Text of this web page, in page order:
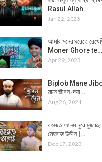
Rasul Allah…
Jan 22, 2023
আমার মনের ঘরেতে
Moner Ghore te…
Apr 29, 2023
Biplob Mane
মানে জীবন দেয়া…
Aug 26, 2021
রহমতে আলম নুরে
মেহরাজ উদ্দীন |…
Dec 17, 2023